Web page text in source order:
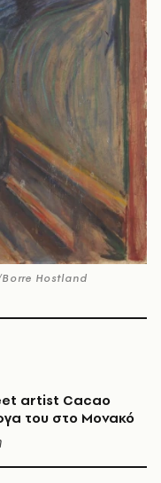
Hostland
artist Cacao
του στο Μονακό